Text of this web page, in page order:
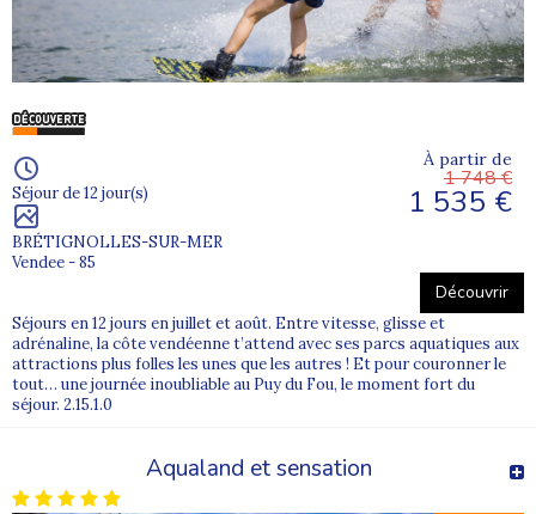
Séjour de 12 jour(s)
BRÉTIGNOLLES-SUR-MER
Vendee - 85
À partir de
1 748 €
1 535 €
Découvrir
Séjours en 12 jours en juillet et août. Entre vitesse, glisse et
adrénaline, la côte vendéenne t’attend avec ses parcs aquatiques aux
attractions plus folles les unes que les autres ! Et pour couronner le
tout… une journée inoubliable au Puy du Fou, le moment fort du
séjour. 2.15.1.0
Aqualand et sensation